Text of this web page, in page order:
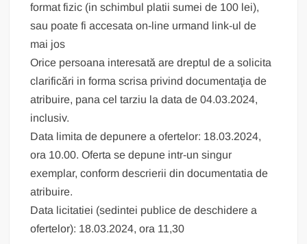
format fizic (in schimbul platii sumei de 100 lei),
sau poate fi accesata on-line urmand link-ul de
mai jos
Orice persoana interesată are dreptul de a solicita
clarificări in forma scrisa privind documentaţia de
atribuire, pana cel tarziu la data de 04.03.2024,
inclusiv.
Data limita de depunere a ofertelor: 18.03.2024,
ora 10.00. Oferta se depune intr-un singur
exemplar, conform descrierii din documentatia de
atribuire.
Data licitatiei (sedintei publice de deschidere a
ofertelor): 18.03.2024, ora 11,30